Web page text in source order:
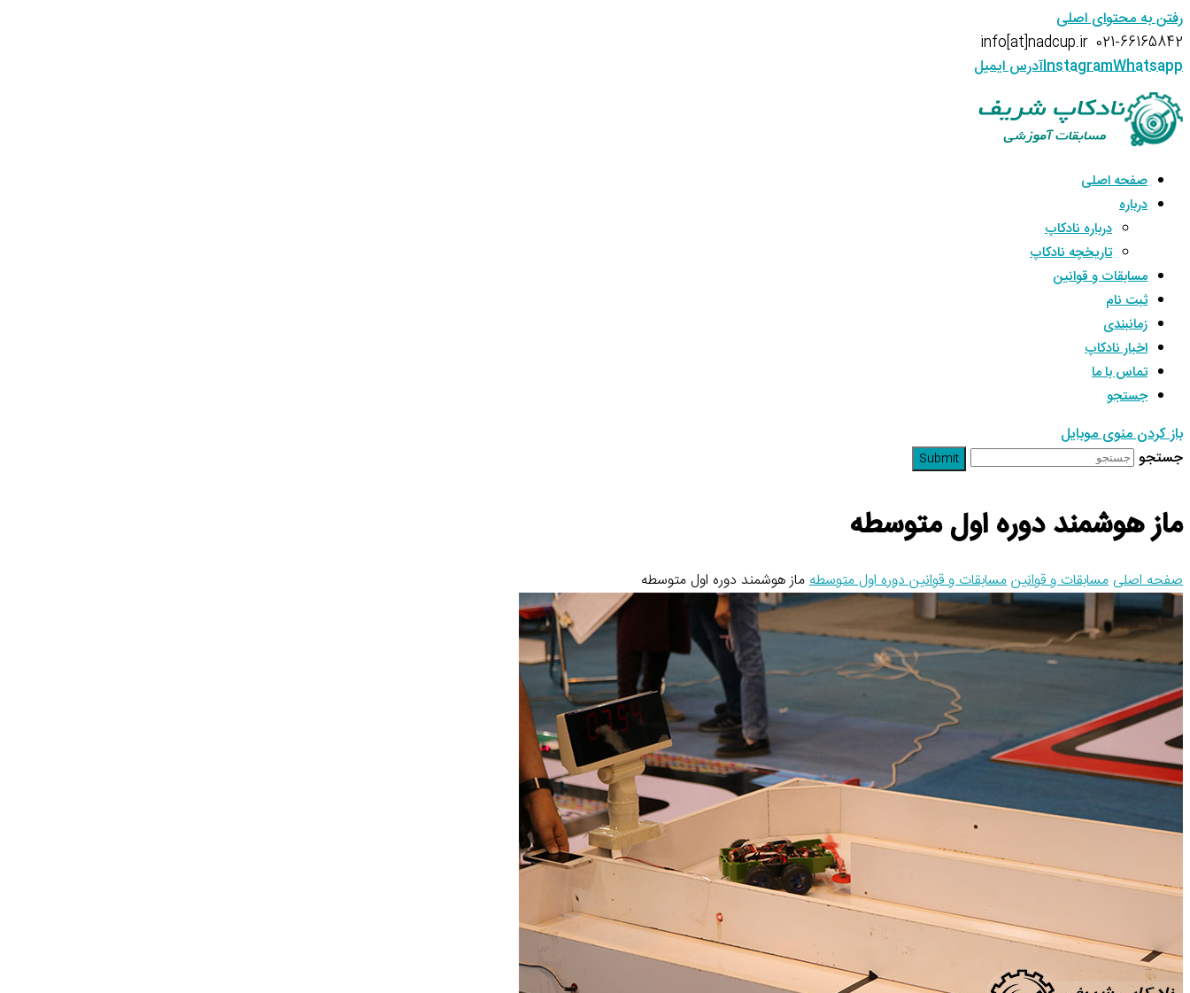
رفتن به محتوای اصلی
021-66165842
info[at]nadcup.ir
InstagramWhatsapp آدرس ایمیل
صفحه اصلی
درباره
درباره نادکاپ
تاریخچه نادکاپ
مسابقات و قوانین
ثبت نام
زمانبندی
اخبار نادکاپ
تماس با ما
جستجو
باز کردن منوی موبایل
جستجو
Submit
ماز هوشمند دوره اول متوسطه
صفحه اصلی مسابقات و قوانینمسابقات و قوانین دوره اول متوسطهماز هوشمند دوره اول متوسطه